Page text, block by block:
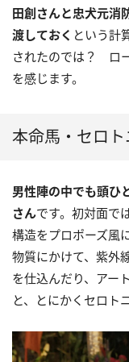
田創さんと忠犬元消
渡しておく という計
されたのでは？ ロ
を感じます。
本命馬・セロ
男性陣の中でも頭ひ
さんです。初対面で
構造をプロポーズ風
物質にかけて、紫外
を仕込んだり、アー
と、とにかくセロト